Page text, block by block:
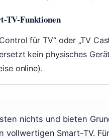
TV-Funktionen
für TV“ oder „TV
kein physisches
online).
nichts und bieten
vollwertigen Smart-TV.